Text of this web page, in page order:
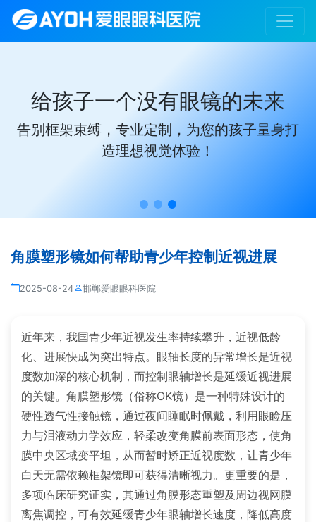
给孩子一个没有眼镜的未来
告别框架束缚，专业定制，为您的孩子量身打
造理想视觉体验！
角膜塑形镜如何帮助青少年控制近视进展
2025-08-24 邯郸爱眼眼科医院
近年来，我国青少年近视发生率持续攀升，近视低龄
化、进展快成为突出特点。眼轴长度的异常增长是近视
度数加深的核心机制，而控制眼轴增长是延缓近视进展
的关键。角膜塑形镜（俗称OK镜）是一种特殊设计的
硬性透气性接触镜，通过夜间睡眠时佩戴，利用眼睑压
力与泪液动力学效应，轻柔改变角膜前表面形态，使角
膜中央区域变平坦，从而暂时矫正近视度数，让青少年
白天无需依赖框架镜即可获得清晰视力。更重要的是，
多项临床研究证实，其通过角膜形态重塑及周边视网膜
离焦调控，可有效延缓青少年眼轴增长速度，降低高度